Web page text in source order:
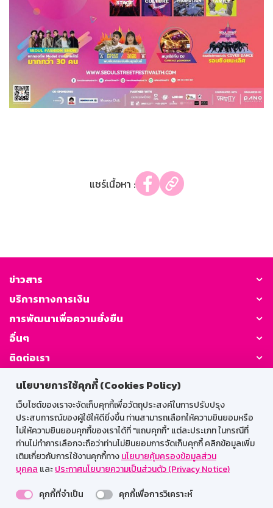
นโยบายการใช้คุกกี้ (Cookies Policy)
เว็บไซต์ของเราจะจัดเก็บคุกกี้เพื่อวัตถุประสงค์ในการปรับปรุง
ประสบการณ์ของผู้ใช้ให้ดียิ่งขึ้น ท่านสามารถเลือกให้ความยินยอมหรือ
ไม่ให้ความยินยอมคุกกี้ของเราได้ที่ "แถบคุกกี้” แต่ละประเภท ในกรณีที่
ท่านไม่ทำการเลือกจะถือว่าท่านไม่ยินยอมการจัดเก็บคุกกี้ คลิกข้อมูลเพิ่ม
เติมเกี่ยวกับการใช้งานคุกกี้ทางนโยบายคุ้มครองข้อมูลส่วน
บุคคล และประกาศนโยบายความเป็นส่วนตัว (Privacy Notice)
คุกกี้ที่จำเป็น
คุกกี้เพื่อการวิเคราะห์
แชร์เนื้อหา :
ข่าวสาร
บริการทางการเงิน
การพัฒนาเพื่อความยั่งยืน
อื่นๆ
ติดต่อเรา
GSB Society:
สำหรับพนักงาน
Web HR
GSB Wisdom
M-Search
เข้าสู่ระบบเน็ตเมล